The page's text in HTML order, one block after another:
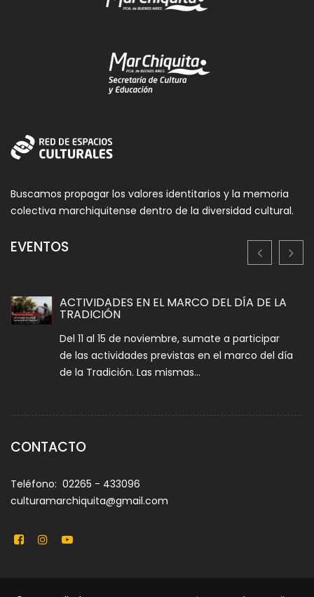
Buscamos propagar los valores identitarios y la memoria
colectiva marchiquitense dentro de la diversidad cultural.
EVENTOS
ACTIVIDADES EN EL MARCO DEL DÍA DE LA
TRADICIÓN
Del 11 al 15 de noviembre, sumate a participar
de las actividades previstas en el marco del día
de la Tradición. Las mismas...
CONTACTO
Teléfono: 02265 - 433096
culturamarchiquita@gmail.com